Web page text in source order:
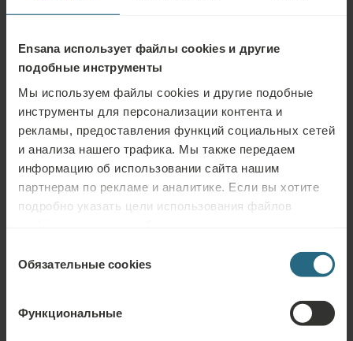
Ensana использует файлы cookies и другие
подобные инструменты
Мы используем файлы cookies и другие подобные
инструменты для персонализации контента и
рекламы, предоставления функций социальных сетей
и анализа нашего трафика. Мы также передаем
информацию об использовании сайта нашим
партнерам по рекламе и аналитике. Если вы хотите
подробно указать цели использования файлов
используйте кнопку «Разрешить всё».
согласия
Обязательные cookies
Функциональные
Натуральный уход за кожей
Active Pureness
Массаж и ритуалы